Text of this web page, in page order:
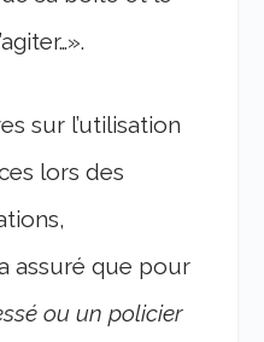
sur l’utilisation
lors des
assuré que pour
ou un policier